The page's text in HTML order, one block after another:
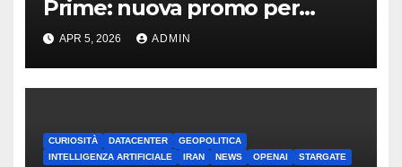
Prime: nuova promo per
clienti TIM
APR 5, 2026 ADMIN
CURIOSITÀ DATACENTER
GEOPOLITICA
INTELLIGENZA ARTIFICIALE
IRAN NEWS OPENAI STARGATE